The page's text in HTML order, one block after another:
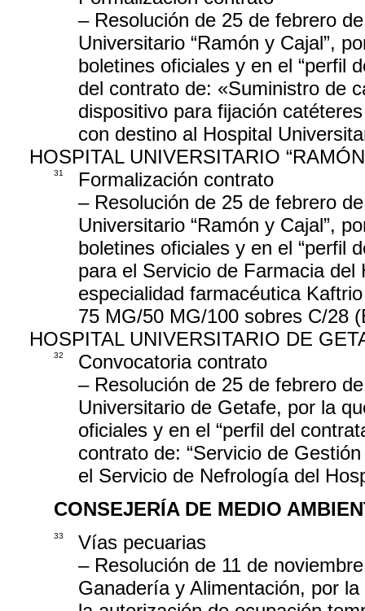
– Resolución de 25 de febrero
Universitario “Ramón y Cajal”,
boletines oficiales y en el “perfil
del contrato de: «Suministro de
dispositivo para fijación
con destino al Hospital
HOSPITAL UNIVERSITARIO
31
Formalización contrato
– Resolución de 25 de febrero
Universitario “Ramón y Cajal”,
boletines oficiales y en el “perfil
para el Servicio de Farmacia del
especialidad farmacéutica
75 MG/50 MG/100 sobres C/28
HOSPITAL UNIVERSITARIO DE
32
Convocatoria contrato
– Resolución de 25 de febrero
Universitario de Getafe, por la
oficiales y en el “perfil del
contrato de: “Servicio de
el Servicio de Nefrología del
CONSEJERÍA DE MEDIO
33
Vías pecuarias
– Resolución de 11 de
Ganadería y Alimentación, por